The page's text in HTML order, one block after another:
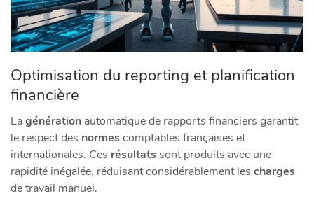
Optimisation du reporting et planification
financière
Lagénération automatique de rapports financiers garantit
le respect des normescomptables françaises et
internationales. Ces résultatssont produits avec une
rapidité inégalée, réduisant considérablement les charges
de travail manuel.